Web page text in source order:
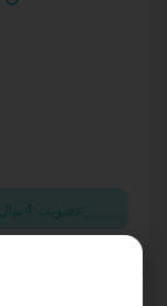
عضویت:4سال قبل